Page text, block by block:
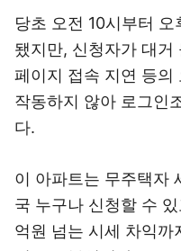
당초 오전 10시부터
됐지만, 신청자가 대거
페이지 접속 지연 등의
작동하지 않아 로그인
다.
이 아파트는 무주택자
국 누구나 신청할 수
억원 넘는 시세 차익까